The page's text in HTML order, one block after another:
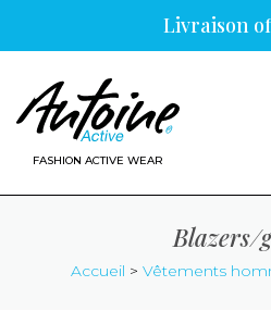
Livraison
FASHION ACTIVE WEAR
Blazers/
Accueil > Vêtements